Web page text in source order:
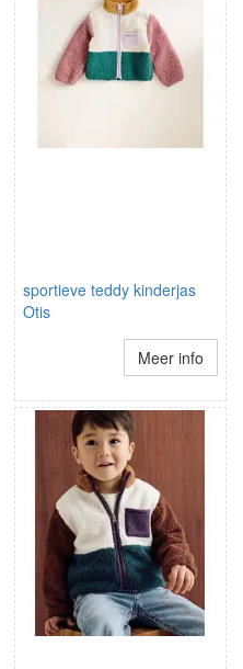
sportieve teddy kinderjas
Otis
Meer info